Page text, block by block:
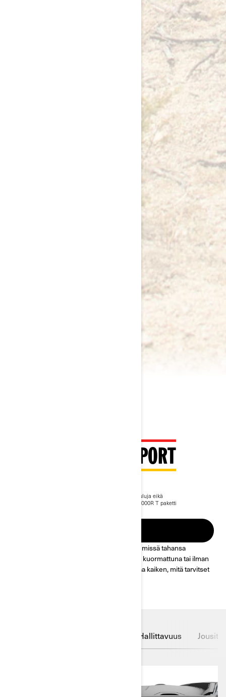
2023 MAVERICK SPORT
Hinta sisältää ALV:n. Hinta ei sisällä rahtia, toimituskuluja eikä
*Kuvassa Maverick Sport DPS 1000R T paketti
Terävin tapa päästä paikasta A paikkaan B, missä tahansa
maastossa, missä tahansa säässä, täyteen kuormattuna tai ilman
kuormaa. Can-Am on ajoneuvo, joka tarjoaa kaiken, mitä tarvitset
Hallittavuus